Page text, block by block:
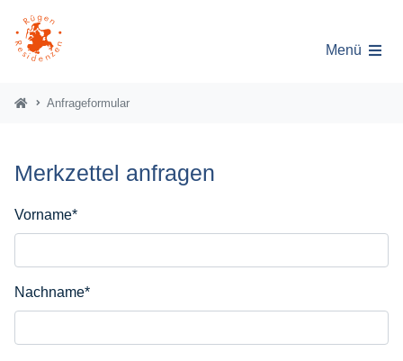
Menü
Anfrageformular
Merkzettel anfragen
Vorname*
Nachname*